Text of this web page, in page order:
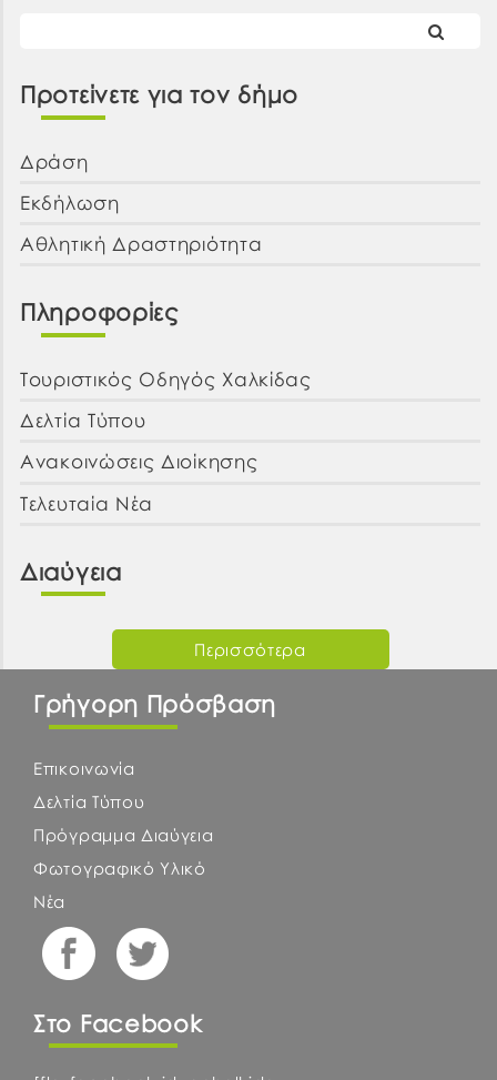
Προτείνετε για τον δήμο
Δράση
Εκδήλωση
Αθλητική Δραστηριότητα
Πληροφορίες
Τουριστικός Οδηγός Χαλκίδας
Δελτία Τύπου
Ανακοινώσεις Διοίκησης
Τελευταία Νέα
Διαύγεια
Περισσότερα
Γρήγορη Πρόσβαση
Επικοινωνία
Δελτία Τύπου
Πρόγραμμα Διαύγεια
Φωτογραφικό Υλικό
Νέα
Στο Facebook